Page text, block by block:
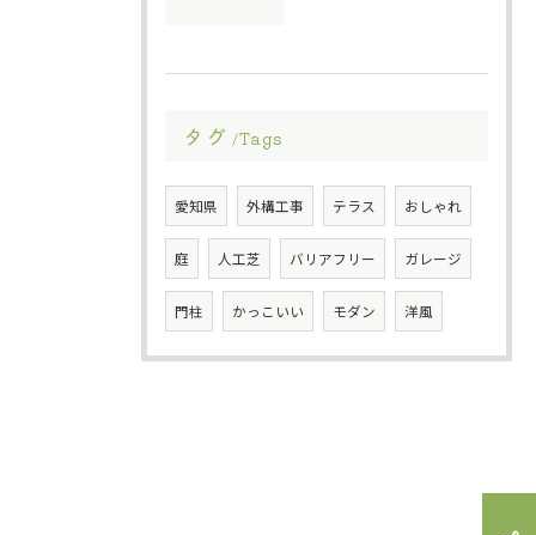
タグ Tags
愛知県 外構工事 テラス おしゃれ
庭 人工芝 バリアフリー ガレージ
門柱 かっこいい モダン 洋風